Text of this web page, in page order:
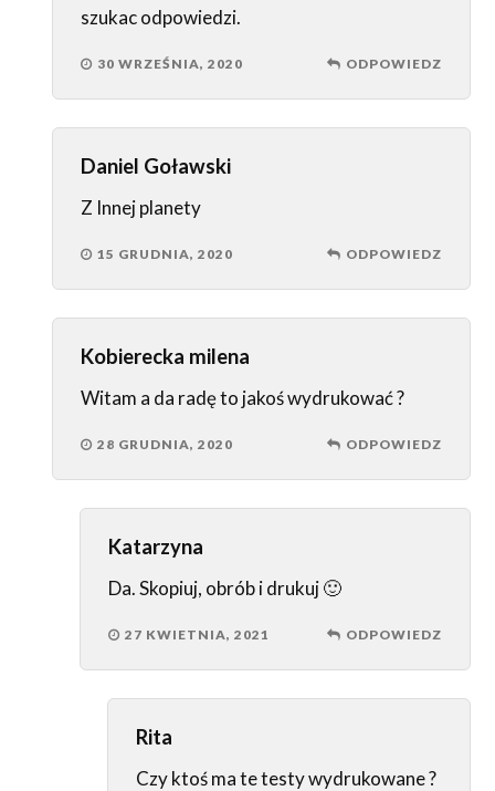
szukac odpowiedzi.
30 WRZEŚNIA, 2020 ODPOWIEDZ
Daniel Goławski
Z Innej planety
15 GRUDNIA, 2020 ODPOWIEDZ
Kobierecka milena
Witam a da radę to jakoś wydrukować ?
28 GRUDNIA, 2020 ODPOWIEDZ
Katarzyna
Da. Skopiuj, obrób i drukuj 🙂
27 KWIETNIA, 2021 ODPOWIEDZ
Rita
Czy ktoś ma te testy wydrukowane ?